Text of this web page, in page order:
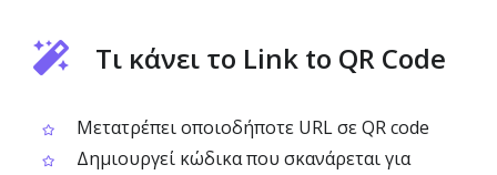
Τι κάνει το Link to QR Code
Μετατρέπει οποιοδήποτε URL σε QR code
Δημιουργεί κώδικα που σκανάρεται για